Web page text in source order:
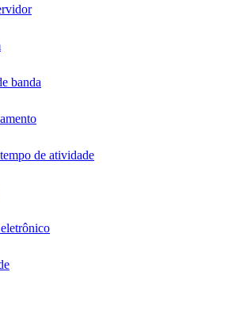
banda
de atividade